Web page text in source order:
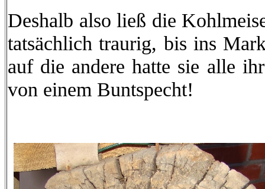
Deshalb also ließ die
tatsächlich traurig, bis ins
auf die andere hatte sie alle
von einem Buntspecht!